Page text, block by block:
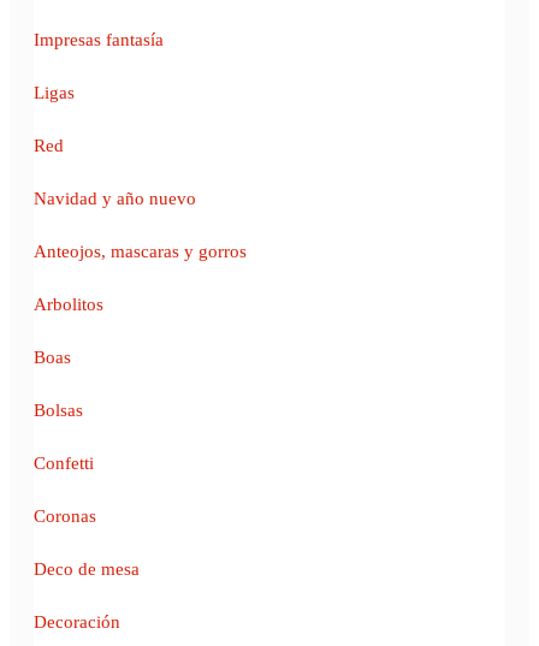
Impresas fantasía
Ligas
Red
Navidad y año nuevo
Anteojos, mascaras y gorros
Arbolitos
Boas
Bolsas
Confetti
Coronas
Deco de mesa
Decoración